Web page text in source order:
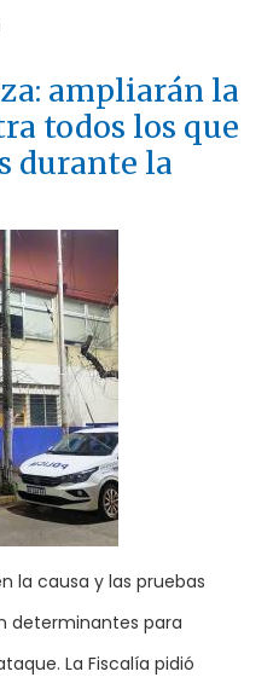
ampliarán la
todos los que
durante la
la causa y las pruebas
determinantes para
La Fiscalía pidió